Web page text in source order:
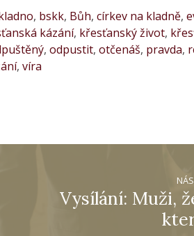
, bskk, Bůh, církev na kladně,
kázání, křesťanský život,
, odpustit, otčenáš, pravda,
, víra
Vysílání: Muži,